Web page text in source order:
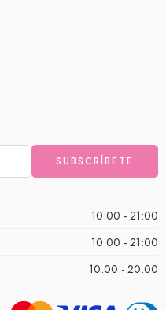
10:00 - 21:00
10:00 - 21:00
10:00 - 20:00